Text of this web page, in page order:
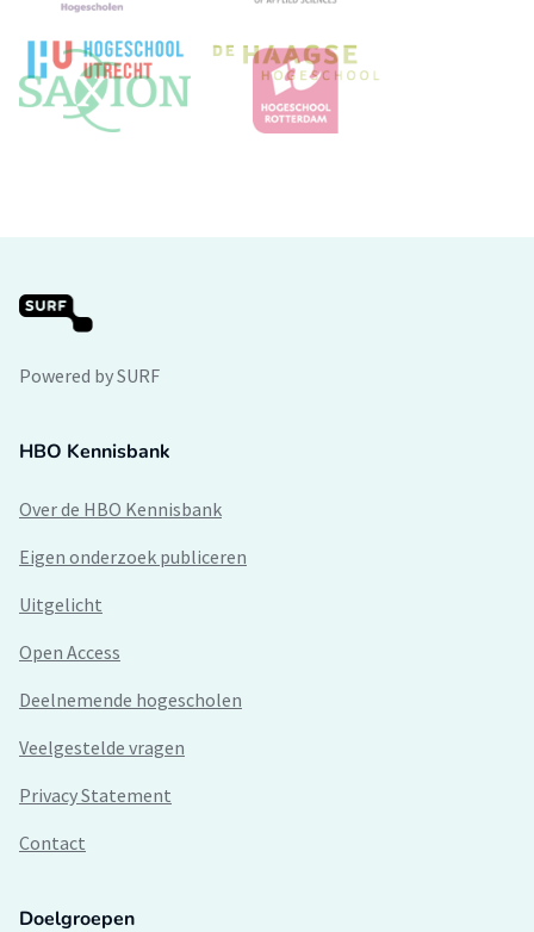
Powered by SURF
HBO Kennisbank
Over de HBO Kennisbank
Eigen onderzoek publiceren
Uitgelicht
Open Access
Deelnemende hogescholen
Veelgestelde vragen
Privacy Statement
Contact
Doelgroepen